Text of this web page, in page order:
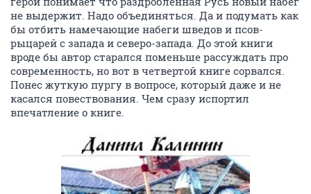
не выдержит. Надо объединяться. Да и подумать как
бы отбить намечающие набеги шведов и псов-
рыцарей с запада и северо-запада. До этой книги
вроде бы автор старался поменьше рассуждать про
современность, но вот в четвертой книге сорвался.
Понес жуткую пургу в вопросе, который даже и не
касался повествования. Чем сразу испортил
впечатление о книге.